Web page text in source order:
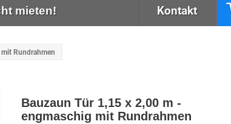
mieten! Kontakt
Rundrahmen
Bauzaun Tür 1,15 x 2,00 m -
engmaschig mit Rundrahmen